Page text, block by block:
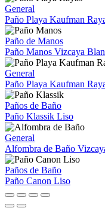
General
Paño Playa Kaufman
Paño de Manos
Paño Manos Vizcaya
General
Paño Playa Kaufman
Paños de Baño
Paño Klassik Liso
General
Alfombra de Baño
Paños de Baño
Paño Canon Liso